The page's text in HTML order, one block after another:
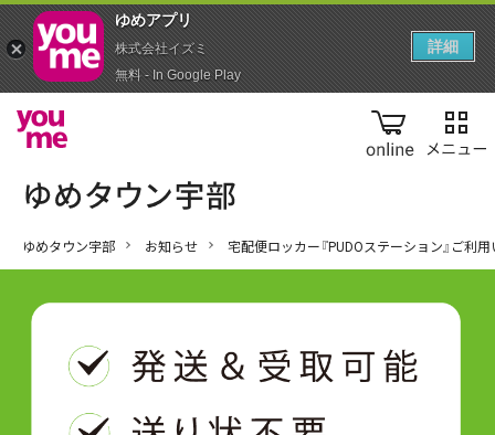
online
ゆめタウン宇部 お知らせ 宅配便ロッカー『PUDOステーション』ご利
ゆめアプ‪リ‬
株式会社イズミ
無料 - In Google Play
詳細